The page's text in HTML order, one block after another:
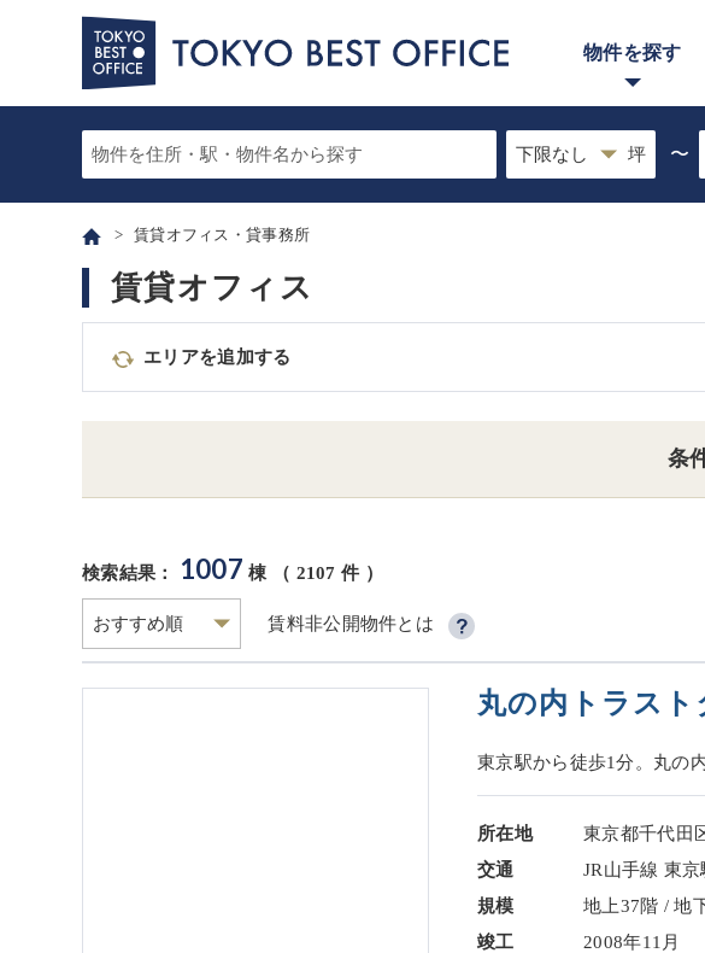
物件を探す
〜
賃貸オフィス・貸事務所
賃貸オフィス
エリアを追加する
条
検索結果： 1007棟 （ 2107件 ）
賃料非公開物件とは
丸の内トラスト
東京駅から徒歩1分。丸の
所在地
東京都千代田
交通
JR山手線 東京
規模
地上37階 / 地
竣工
2008年11月